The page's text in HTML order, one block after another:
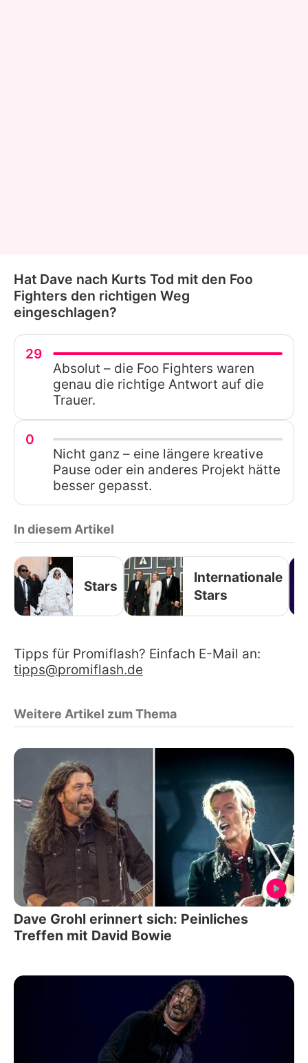
Hat Dave nach Kurts Tod mit den Foo
Fighters den richtigen Weg
eingeschlagen?
29
Absolut – die Foo Fighters waren
genau die richtige Antwort auf die
Trauer.
0
Nicht ganz – eine längere kreative
Pause oder ein anderes Projekt hätte
besser gepasst.
In diesem Artikel
Stars
Internationale
Stars
Tipps für Promiflash? Einfach E-Mail an:
tipps@promiflash.de
Weitere Artikel zum Thema
Dave Grohl erinnert sich: Peinliches
Treffen mit David Bowie